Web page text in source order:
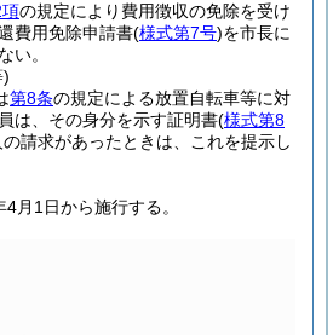
の規定により費用徴収の免除を受け
費用免除申請書(様式第7号)を市長に
い。
)
第8条の規定による放置自転車等に対
は、その身分を示す証明書(様式第8
請求があったときは、これを提示し
月1日から施行する。